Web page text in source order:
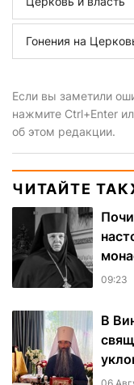
Гонения на
Если вы заметили
нажмите Ctrl+Enter
об этом редакции.
ЧИТАЙТЕ
09:23
В